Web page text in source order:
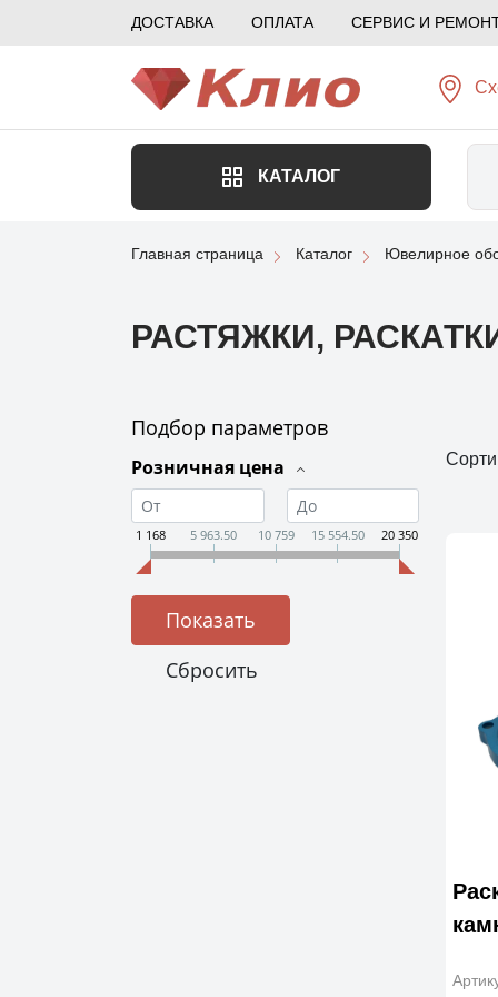
ДОСТАВКА ОПЛАТА СЕРВИС И
КАТАЛОГ
Главная страница Каталог Ювелирное
РАСТЯЖКИ,
Подбор параметров
Розничная цена
1 168 5 963.50 10 759 15 554.50 20 350